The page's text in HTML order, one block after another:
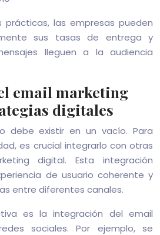
las empresas pueden
sus tasas de entrega y
lleguen a la audiencia
email marketing
digitales
debe existir en un vacío. Para
es crucial integrarlo con otras
digital. Esta integración
de usuario coherente y
entre diferentes canales.
es la integración del email
sociales. Por ejemplo, se